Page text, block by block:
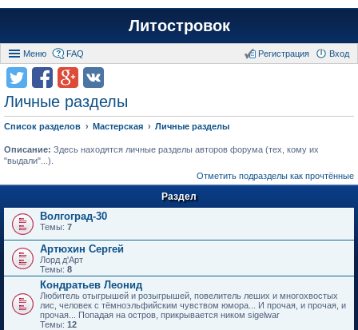
Литостровок
Меню FAQ Вход
Регистрация
Личные разделы
Список разделов Мастерская Личные разделы
Описание: Здесь находятся личные разделы авторов форума (тех, кому их
"выдали"...).
Отметить подразделы как прочтённые
Раздел
Волгоград-30
Темы: 7
Артюхин Сергей
Лорд д'Арт
Темы: 8
Кондратьев Леонид
Любитель отыгрышей и розыгрышей, повелитель леших и многохвостых
лис, человек с тёмноэльфийским чувством юмора... И прочая, и прочая, и
прочая... Попадая на остров, прикрывается ником sigelwar
Темы: 12